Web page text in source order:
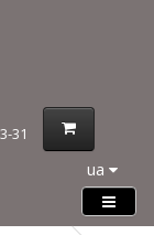
31
ua